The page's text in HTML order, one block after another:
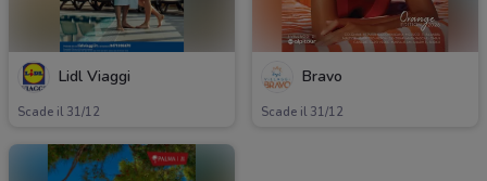
Lidl Viaggi
Scade il 31/12
Bravo
Scade il 31/12